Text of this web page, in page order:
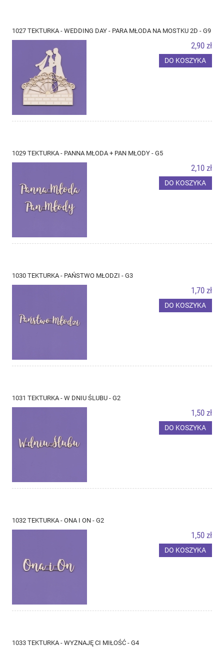
1027 TEKTURKA - WEDDING DAY - PARA MŁODA NA MOSTKU 2D - G9
2,90 zł
DO KOSZYKA
1029 TEKTURKA - PANNA MŁODA + PAN MŁODY - G5
2,10 zł
DO KOSZYKA
1030 TEKTURKA - PAŃSTWO MŁODZI - G3
1,70 zł
DO KOSZYKA
1031 TEKTURKA - W DNIU ŚLUBU - G2
1,50 zł
DO KOSZYKA
1032 TEKTURKA - ONA I ON - G2
1,50 zł
DO KOSZYKA
1033 TEKTURKA - WYZNAJĘ CI MIŁOŚĆ - G4